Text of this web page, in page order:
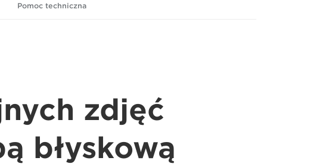
Pomoc techniczna
zdjęć
błyskową